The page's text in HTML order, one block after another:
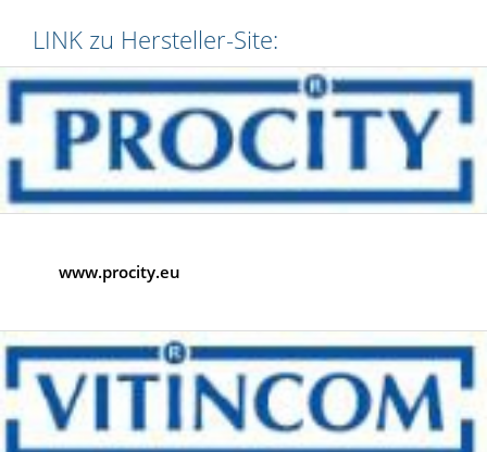
LINK zu Hersteller-Site:
www.procity.eu